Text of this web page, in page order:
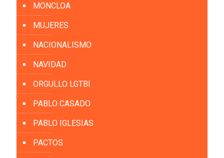
MONCLOA
MUJERES
NACIONALISMO
NAVIDAD
ORGULLO LGTBI
PABLO CASADO
PABLO IGLESIAS
PACTOS